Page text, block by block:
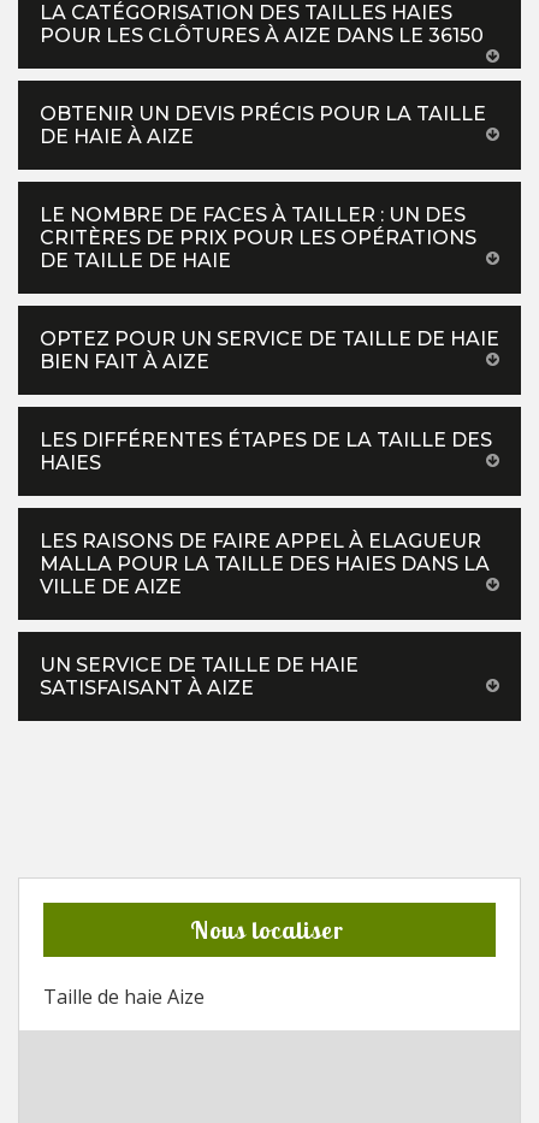
LA CATÉGORISATION DES TAILLES HAIES
POUR LES CLÔTURES À AIZE DANS LE 36150
OBTENIR UN DEVIS PRÉCIS POUR LA TAILLE
DE HAIE À AIZE
LE NOMBRE DE FACES À TAILLER : UN DES
CRITÈRES DE PRIX POUR LES OPÉRATIONS
DE TAILLE DE HAIE
OPTEZ POUR UN SERVICE DE TAILLE DE HAIE
BIEN FAIT À AIZE
LES DIFFÉRENTES ÉTAPES DE LA TAILLE DES
HAIES
LES RAISONS DE FAIRE APPEL À ELAGUEUR
MALLA POUR LA TAILLE DES HAIES DANS LA
VILLE DE AIZE
UN SERVICE DE TAILLE DE HAIE
SATISFAISANT À AIZE
Nous localiser
Taille de haie Aize